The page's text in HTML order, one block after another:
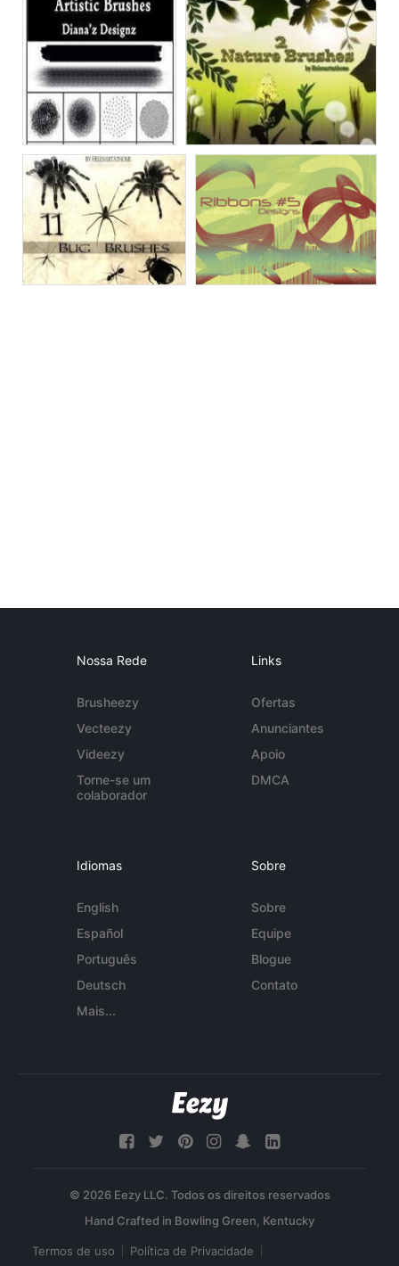
Nossa Rede
Brusheezy
Vecteezy
Videezy
Torne-se um
colaborador
Links
Ofertas
Anunciantes
Apoio
DMCA
Idiomas
English
Español
Português
Deutsch
Mais...
Sobre
Sobre
Equipe
Blogue
Contato
© 2026 Eezy LLC. Todos os direitos reservados
Termos de uso Política de Privacidade